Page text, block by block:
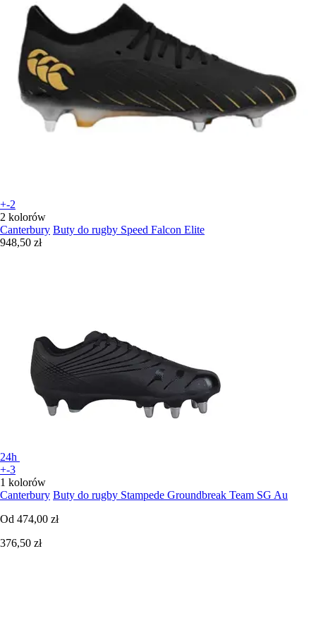
+-2
2 kolorów
Canterbury Buty do rugby Speed Falcon Elite
948,50 zł
24h
+-3
1 kolorów
Canterbury Buty do rugby Stampede Groundbreak Team SG Au
Od 474,00 zł
376,50 zł